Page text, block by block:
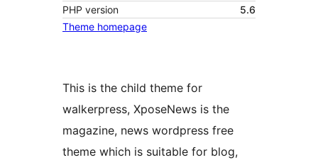
PHP version
5.6
Theme homepage
This is the child theme for
walkerpress, XposeNews is the
magazine, news wordpress free
theme which is suitable for blog,